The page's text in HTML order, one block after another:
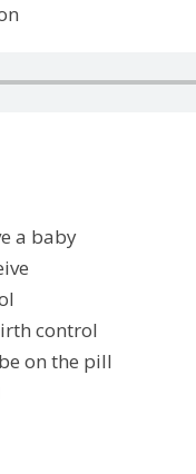
a baby
control
on the pill